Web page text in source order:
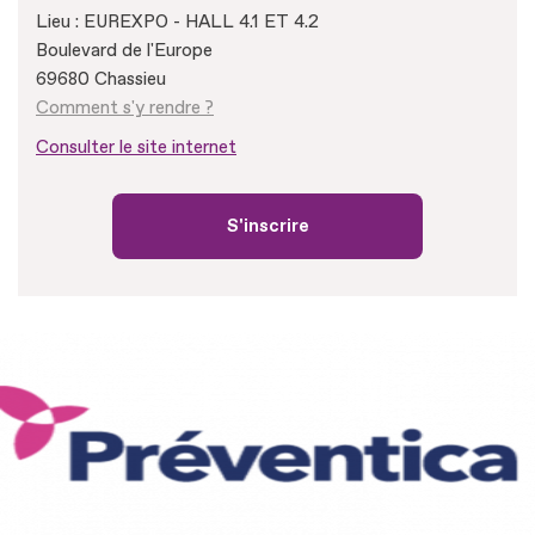
Lieu : EUREXPO - HALL 4.1 ET 4.2
Boulevard de l'Europe
69680 Chassieu
Comment s'y rendre ?
Consulter le site internet
S'inscrire